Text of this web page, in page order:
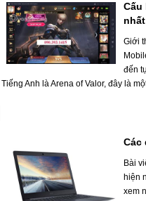
Cấu
nhất
Giới
đến
Tiếng Anh là Arena of Valor, đây là
Các
Bài
hiện
xem